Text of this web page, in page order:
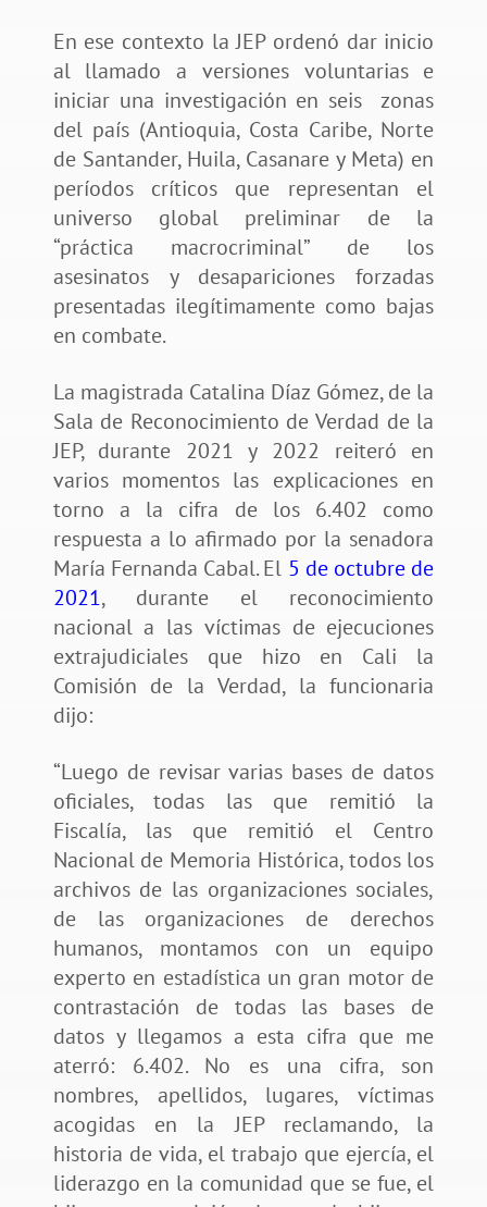
En ese contexto la JEP ordenó dar inicio
al llamado a versiones voluntarias e
iniciar una investigación en seis zonas
del país (Antioquia, Costa Caribe, Norte
de Santander, Huila, Casanare y Meta) en
períodos críticos que representan el
universo global preliminar de la
“práctica macrocriminal” de los
asesinatos y desapariciones forzadas
presentadas ilegítimamente como bajas
en combate.
La magistrada Catalina Díaz Gómez, de la
Sala de Reconocimiento de Verdad de la
JEP, durante 2021 y 2022 reiteró en
varios momentos las explicaciones en
torno a la cifra de los 6.402 como
respuesta a lo afirmado por la senadora
María Fernanda Cabal. El 5 de octubre de
2021, durante el reconocimiento
nacional a las víctimas de ejecuciones
extrajudiciales que hizo en Cali la
Comisión de la Verdad, la funcionaria
dijo:
“Luego de revisar varias bases de datos
oficiales, todas las que remitió la
Fiscalía, las que remitió el Centro
Nacional de Memoria Histórica, todos los
archivos de las organizaciones sociales,
de las organizaciones de derechos
humanos, montamos con un equipo
experto en estadística un gran motor de
contrastación de todas las bases de
datos y llegamos a esta cifra que me
aterró: 6.402. No es una cifra, son
nombres, apellidos, lugares, víctimas
acogidas en la JEP reclamando, la
historia de vida, el trabajo que ejercía, el
liderazgo en la comunidad que se fue, el